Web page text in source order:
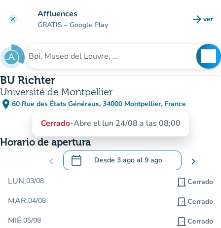
clear Affluences
GRATIS – Google Play arrow_forward ver
Buscar un establecimiento
BU Richter
Université de Montpellier
place 60 Rue des États Généraux, 34000 Montpellier, France
(abrir en Google Maps)
(nueva pestaña)
Cerrado-Abre el lun 24/08 a las 08:00
Horario de apertura
chevron_left calendar_today Desde 3 ago al9 ago
.Abra el calendario para cambiar las
chevron_right
LUN.03/08 door_front Cerrado
MAR.04/08 door_front Cerrado
MIÉ.05/08 door_front Cerrado